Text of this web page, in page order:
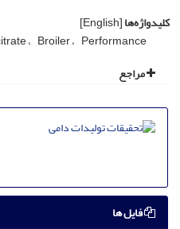
کلیدواژه‌ها[English]
Broiler Performance
مراجع
فایل ها